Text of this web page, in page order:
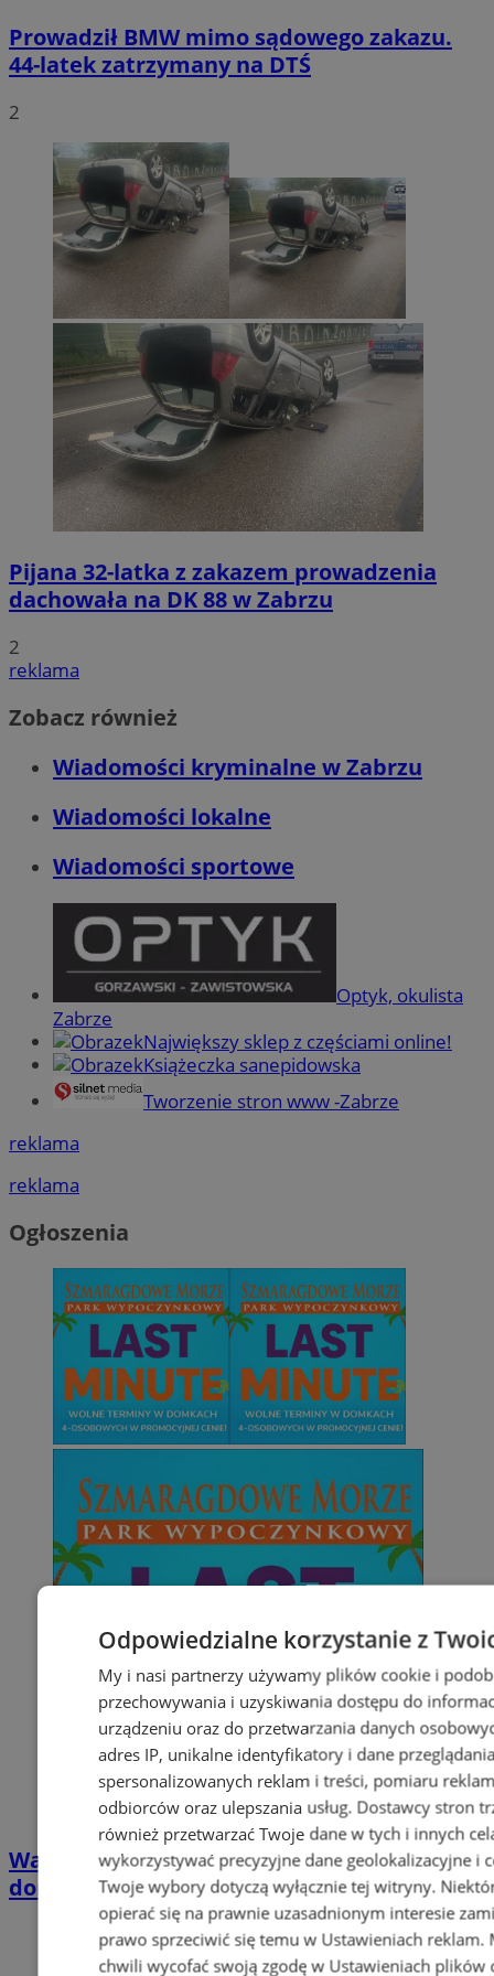
Prowadził BMW mimo sądowego zakazu.
44-latek zatrzymany na DTŚ
2
Pijana 32-latka z zakazem prowadzenia
dachowała na DK 88 w Zabrzu
2
reklama
Zobacz również
Wiadomości kryminalne w Zabrzu
Wiadomości lokalne
Wiadomości sportowe
Optyk, okulista
Zabrze
Największy sklep z częściami online!
Książeczka sanepidowska
Tworzenie stron www -Zabrze
reklama
reklama
Ogłoszenia
Wakacyjny wypoczynek nad Bałtykiem w
domkach Szmaragdowe Morze
Odpowiedzialne korzystanie z
My i nasi partnerzy używamy plików cookie i
przechowywania i uzyskiwania dostępu do
urządzeniu oraz do przetwarzania danych
adres IP, unikalne identyfikatory i dane
spersonalizowanych reklam i treści, pomiaru
odbiorców oraz ulepszania usług. Dostawcy stron
również przetwarzać Twoje dane w tych i innych
wykorzystywać precyzyjne dane geolokalizacyjne i
Twoje wybory dotyczą wyłącznie tej witryny.
opierać się na prawnie uzasadnionym interesie
prawo sprzeciwić się temu w Ustawieniach reklam.
chwili wycofać swoją zgodę w Ustawieniach plików